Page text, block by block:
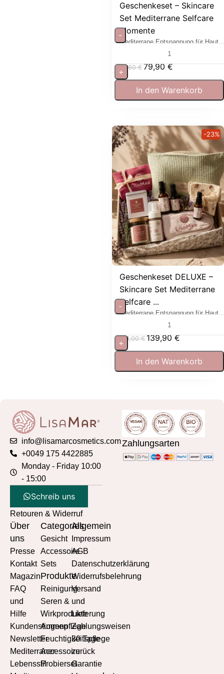
Geschenkeset – Skincare
Set Mediterrane Selfcare
Momente
Mediterrane Entspannung für Haut
97,60€ 79,90€
-
+
In den Warenkorb
Geschenkeset DELUXE –
Skincare Set Mediterrane
Selfcare ...
Mediterrane Entspannung für Haut
-23%
181,00€ 139,90€
-
+
In den Warenkorb
info@lisamarcosmetics.com
+0049 175 4422885
Monday - Friday 10:00
- 15:00
Schreib uns
Retouren & Widerruf
Über
uns
Presse
Kontakt
Magazin
FAQ
und
Hilfe
Kundenstimmen
Newsletter
Mediterraner
Lebensstil
Categories
Gesicht
Accessoire
Sets
Produkte
Reinigung
Seren &
Wirkprodukte
Augenpflege
Feuchtigkeitspflege
Accessoire
Probierset
Allgemein
Impressum
AGB
Datenschutzerklärung
Widerrufsbelehrung
Versand
und
Lieferung
Zahlungsweisen
30 Tage
zurück
Garantie
Zahlungsarten